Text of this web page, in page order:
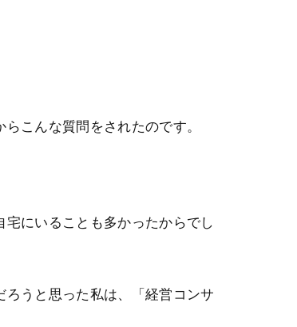
こんな質問をされたのです。
にいることも多かったからでし
うと思った私は、「経営コンサ